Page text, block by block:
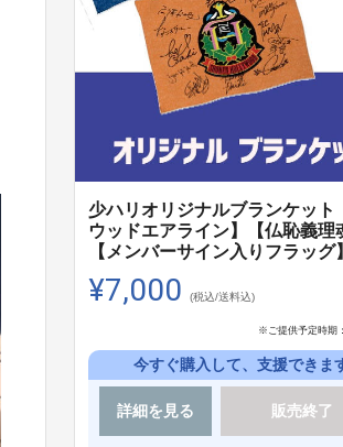
少ハリオリジナルブランケット
ウッドエアライン】【仏恥義理
【メンバーサイン入りフラッグ】
¥7,000 (税込/送料込)
※ご提供予定時期：
今すぐ購入して、支援できま
詳細を見る 販売終了